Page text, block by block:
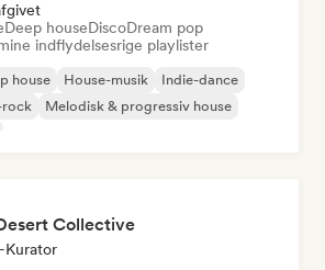
Deep houseDiscoDream pop
indflydelsesrige playlister
house House-musik
Indie-dance
rock
Melodisk & progressiv house
Collective
Kurator